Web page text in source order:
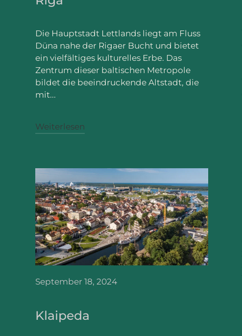
Die Hauptstadt Lettlands liegt am Fluss
Düna nahe der Rigaer Bucht und bietet
ein vielfältiges kulturelles Erbe. Das
Zentrum dieser baltischen Metropole
bildet die beeindruckende Altstadt, die
mit...
Weiterlesen
September 18, 2024
Klaipeda